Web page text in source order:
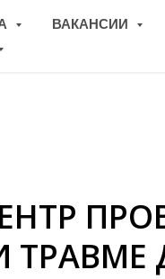
ВАКАНСИИ